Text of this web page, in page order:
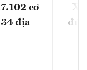
cơ
34 địa